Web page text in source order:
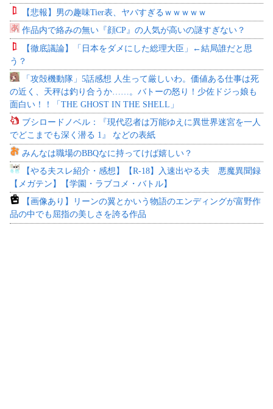
【悲報】男の趣味Tier表、ヤバすぎるｗｗｗｗｗ
作品内で絡みの無い『顔CP』の人気が高いの謎すぎない？
【徹底議論】「日本をダメにした総理大臣」←結局誰だと思
う？
「攻殻機動隊」5話感想 人生って厳しいわ。価値ある仕事は死
の近く、天秤は釣り合うか……。バトーの怒り！少佐ドジっ娘も
面白い！！「THE GHOST IN THE SHELL」
ブシロードノベル：『現代忍者は万能ゆえに異世界迷宮を一人
でどこまでも深く潜る 1』 などの表紙
みんなは職場のBBQなに持ってけば嬉しい？
【やる夫スレ紹介・感想】【R-18】入速出やる夫 悪魔異聞録
【メガテン】【学園・ラブコメ・バトル】
【画像あり】リーンの翼とかいう物語のエンディングが富野作
品の中でも屈指の美しさを誇る作品